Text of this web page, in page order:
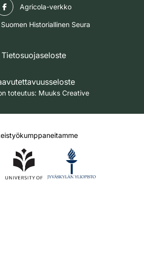
Agricola-verkko
Suomen Historiallinen Seura
Tietosuojaseloste
toteutus: Muuks Creative